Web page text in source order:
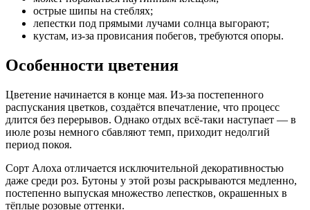
острые шипы на стеблях;
лепестки под прямыми лучами солнца выгорают;
кустам, из-за провисания побегов, требуются опоры.
Особенности цветения
Цветение начинается в конце мая. Из-за постепенного
распускания цветков, создаётся впечатление, что процесс
длится без перерывов. Однако отдых всё-таки наступает — в
июле розы немного сбавляют темп, приходит недолгий
период покоя.
Сорт Алоха отличается исключительной декоративностью
даже среди роз. Бутоны у этой розы раскрываются медленно,
постепенно выпуская множество лепестков, окрашенных в
тёплые розовые оттенки.